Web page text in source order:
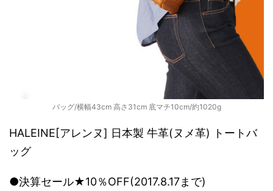
バッグ/横幅43cm 高さ31cm 底マチ10cm/約1020g
HALEINE[アレンヌ] 日本製 牛革(ヌメ革) トートバ
ッグ
●決算セール★10％OFF(2017.8.17まで)